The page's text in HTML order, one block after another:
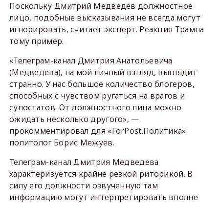
Поскольку Дмитрий Медведев должностное
лицо, подобные высказывания не всегда могут
игнорировать, считает эксперт. Реакция Трампа
тому пример.
«Телеграм-канал Дмитрия Анатольевича
(Медведева), на мой личный взгляд, выглядит
странно. У нас большое количество блогеров,
способных с чувством ругаться на врагов и
супостатов. От должностного лица можно
ожидать несколько другого», —
прокомментировал для «ForPost.Политика»
политолог Борис Межуев.
Телеграм-канал Дмитрия Медведева
характеризуется крайне резкой риторикой. В
силу его должности озвученную там
информацию могут интерпретировать вполне